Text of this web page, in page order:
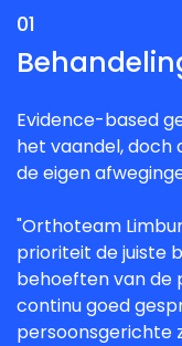
01
Evidence-based
het vaandel, doch
de eigen
"Orthoteam
prioriteit de juiste
behoeften van de
continu goed
persoonsgerichte